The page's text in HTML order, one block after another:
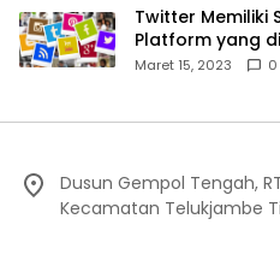
Twitter Memiliki
Platform yang
Maret 15, 2023 0
Dusun Gempol Tengah,
Kecamatan Telukjambe